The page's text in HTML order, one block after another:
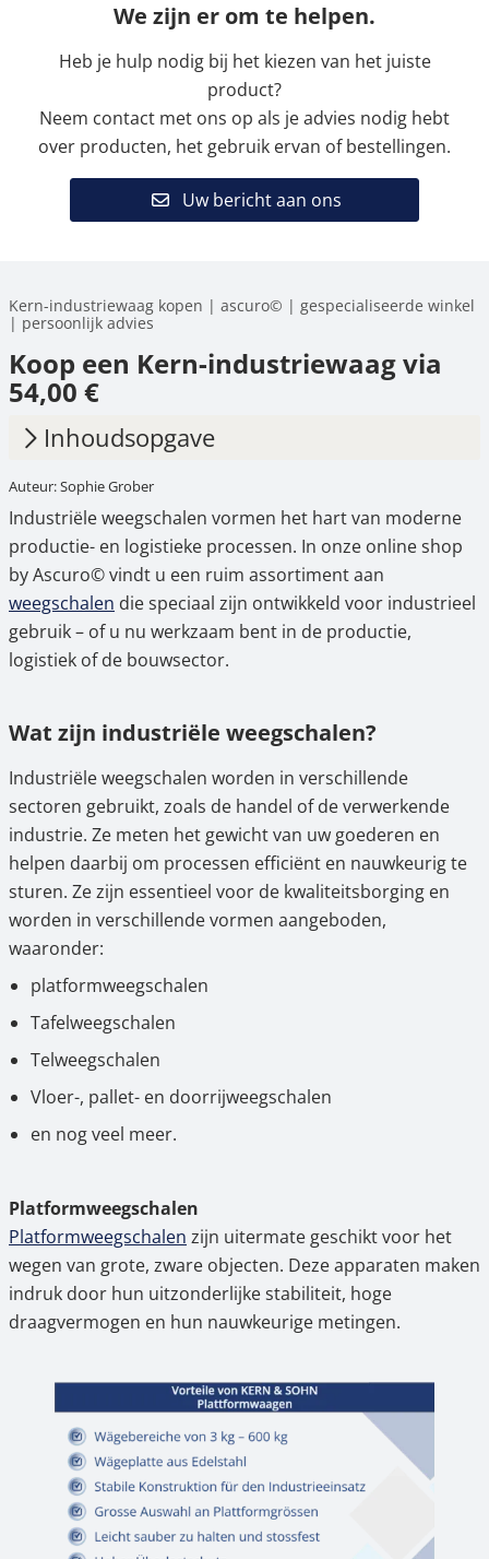
We zijn er om te helpen.
Heb je hulp nodig bij het kiezen van het juiste
product?
Neem contact met ons op als je advies nodig hebt
over producten, het gebruik ervan of bestellingen.
Uw bericht aan ons
Kern-industriewaag kopen | ascuro© | gespecialiseerde winkel
| persoonlijk advies
Koop een Kern-industriewaag via
54,00 €
Inhoudsopgave
1. Wat zijn industriële weegschalen?
1.1 Platformweegschalen
1.2 Tafelweegschalen
1.3 Telweegschalen
2.
Bijzonderheden van de industriële
weegschalen van KERN & SOHN
Kalibratie met Ascuro© voor betrouwbare
meetresultaten
4. KERN & SOHN - Industriële weegschalen
voordelig kopen in de online shop van
Ascuro©
Auteur: Sophie Grober
Industriële weegschalen vormen het hart van moderne
productie- en logistieke processen. In onze online shop
by Ascuro© vindt u een ruim assortiment aan
weegschalen die speciaal zijn ontwikkeld voor industrieel
gebruik – of u nu werkzaam bent in de productie,
logistiek of de bouwsector.
Wat zijn industriële weegschalen?
Industriële weegschalen worden in verschillende
sectoren gebruikt, zoals de handel of de verwerkende
industrie. Ze meten het gewicht van uw goederen en
helpen daarbij om processen efficiënt en nauwkeurig te
sturen. Ze zijn essentieel voor de kwaliteitsborging en
worden in verschillende vormen aangeboden,
waaronder:
platformweegschalen
Tafelweegschalen
Telweegschalen
Vloer-, pallet- en doorrijweegschalen
en nog veel meer.
Platformweegschalen
Platformweegschalen zijn uitermate geschikt voor het
wegen van grote, zware objecten. Deze apparaten maken
indruk door hun uitzonderlijke stabiliteit, hoge
draagvermogen en hun nauwkeurige metingen.